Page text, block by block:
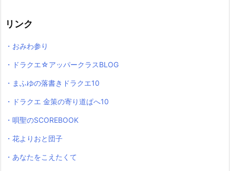
リンク
・おみわ参り
・ドラクエ☆アッパークラスBLOG
・まふゆの落書きドラクエ10
・ドラクエ 金策の寄り道ぱへ10
・唄聖のSCOREBOOK
・花よりおと団子
・あなたをこえたくて